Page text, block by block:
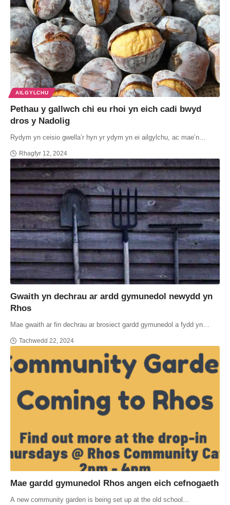
AILGYLCHU
Pethau y gallwch chi eu rhoi yn eich cadi bwyd
dros y Nadolig
Rydym yn ceisio gwella’r hyn yr ydym yn ei ailgylchu, ac mae’n…
Rhagfyr 12, 2024
Gwaith yn dechrau ar ardd gymunedol newydd yn
Rhos
Mae gwaith ar fin dechrau ar brosiect gardd gymunedol a fydd yn…
Tachwedd 22, 2024
Mae gardd gymunedol Rhos angen eich cefnogaeth
A new community garden is being set up at the old school…